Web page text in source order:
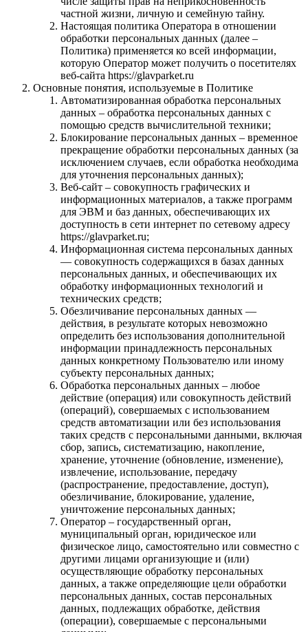
частной жизни, личную и семейную тайну.
Настоящая политика Оператора в отношении
обработки персональных данных (далее –
Политика) применяется ко всей информации,
которую Оператор может получить о посетителях
веб-сайта https://glavparket.ru
Основные понятия, используемые в Политике
Автоматизированная обработка персональных
данных – обработка персональных данных с
помощью средств вычислительной техники;
Блокирование персональных данных – временное
прекращение обработки персональных данных (за
исключением случаев, если обработка необходима
для уточнения персональных данных);
Веб-сайт – совокупность графических и
информационных материалов, а также программ
для ЭВМ и баз данных, обеспечивающих их
доступность в сети интернет по сетевому адресу
https://glavparket.ru;
Информационная система персональных данных
— совокупность содержащихся в базах данных
персональных данных, и обеспечивающих их
обработку информационных технологий и
технических средств;
Обезличивание персональных данных —
действия, в результате которых невозможно
определить без использования дополнительной
информации принадлежность персональных
данных конкретному Пользователю или иному
субъекту персональных данных;
Обработка персональных данных – любое
действие (операция) или совокупность действий
(операций), совершаемых с использованием
средств автоматизации или без использования
таких средств с персональными данными, включая
сбор, запись, систематизацию, накопление,
хранение, уточнение (обновление, изменение),
извлечение, использование, передачу
(распространение, предоставление, доступ),
обезличивание, блокирование, удаление,
уничтожение персональных данных;
Оператор – государственный орган,
муниципальный орган, юридическое или
физическое лицо, самостоятельно или совместно с
другими лицами организующие и (или)
осуществляющие обработку персональных
данных, а также определяющие цели обработки
персональных данных, состав персональных
данных, подлежащих обработке, действия
(операции), совершаемые с персональными